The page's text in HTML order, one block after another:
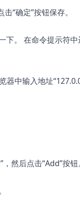
“确定”按钮保存。
下。 在命令提示符
中输入地址
然后点击“Add”按钮。